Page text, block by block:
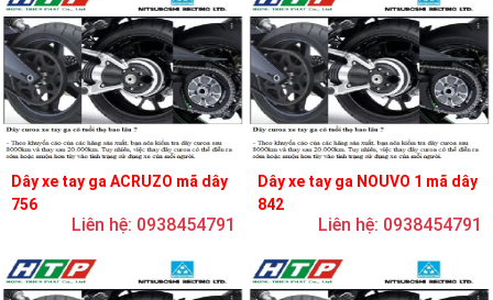
Dây xe tay ga ACRUZO mã dây
756
Liên hệ: 0938454791
Dây xe tay ga NOUVO 1 mã dây
842
Liên hệ: 0938454791